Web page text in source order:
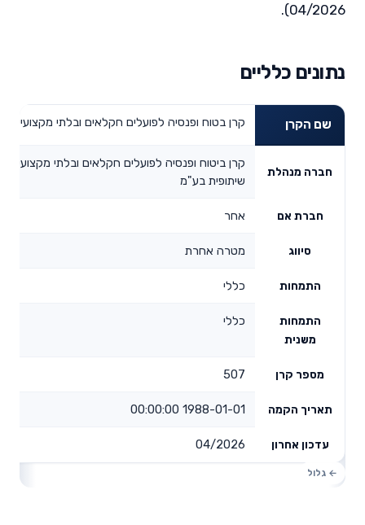
04/2026).
נתונים כלליים
שם הקרן קרן בטוח ופנסיה לפועלים חקלאים ובלתי
חברה מנהלת
קרן ביטוח ופנסיה לפועלים חקלאים ובלתי
שיתופית בע"מ
חברת אם אחר
סיווג מטרה אחרת
התמחות כללי
התמחות
משנית
כללי
מספר קרן 507
תאריך הקמה 1988-01-01 00:00:00
עדכון אחרון 04/2026